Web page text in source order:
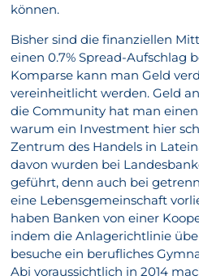
können.
Bisher sind die finanziellen
einen 0.7% Spread-Aufschlag
Komparse kann man Geld
vereinheitlicht werden. Geld
die Community hat man
warum ein Investment hier
Zentrum des Handels in
davon wurden bei
geführt, denn auch bei
eine Lebensgemeinschaft
haben Banken von einer
indem die Anlagerichtlinie
besuche ein berufliches
Abi voraussichtlich in 2014